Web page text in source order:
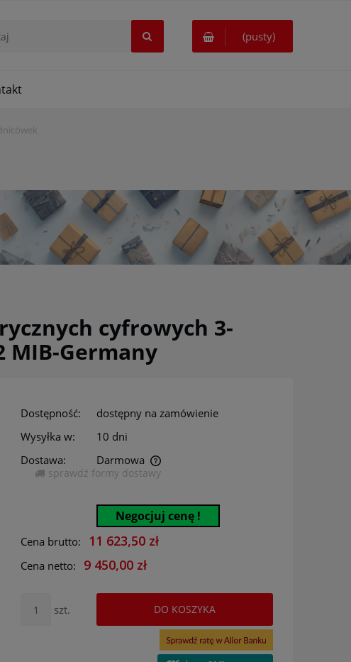
(pusty)
cyfrowych 3-
MIB-Germany
Dostępność:
dostępny na zamówienie
Wysyłka w:
10 dni
Dostawa:
Darmowa
sprawdź formy dostawy
Negocjuj cenę !
Cena brutto: 11 623,50 zł
Cena netto: 9 450,00 zł
szt. DO KOSZYKA